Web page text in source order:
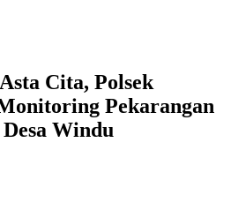
Cita, Polsek
Pekarangan
Windu